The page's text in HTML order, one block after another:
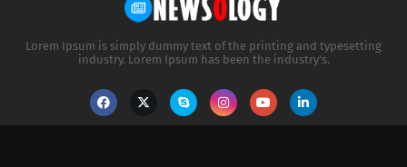
Lorem Ipsum is simply dummy text of the printing and typesetting
industry. Lorem Ipsum has been the industry's.